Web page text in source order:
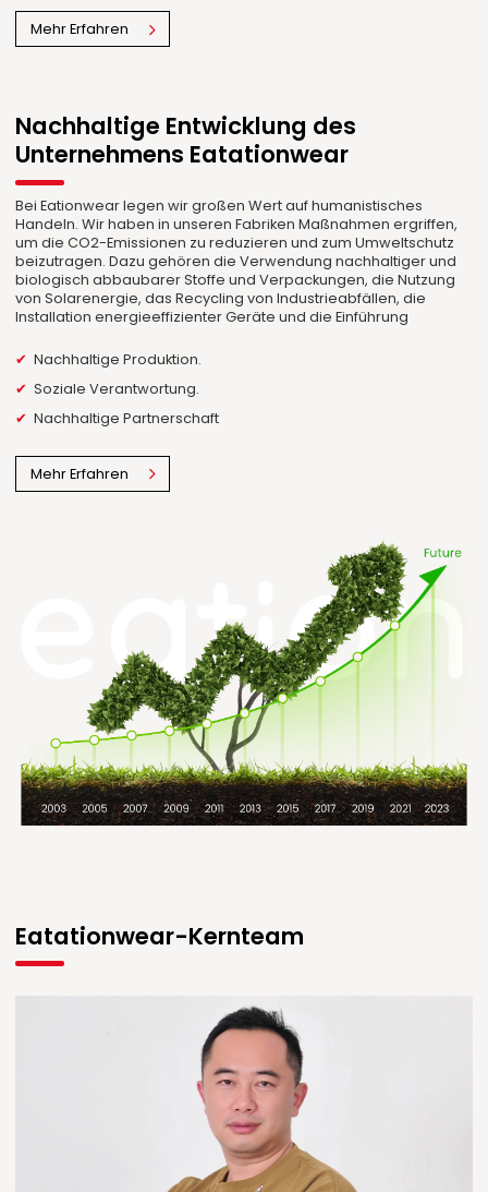
Mehr Erfahren
Nachhaltige Entwicklung des
Unternehmens Eatationwear
Bei Eationwear legen wir großen Wert auf humanistisches
Handeln. Wir haben in unseren Fabriken Maßnahmen ergriffen,
um die CO2-Emissionen zu reduzieren und zum Umweltschutz
beizutragen. Dazu gehören die Verwendung nachhaltiger und
biologisch abbaubarer Stoffe und Verpackungen, die Nutzung
von Solarenergie, das Recycling von Industrieabfällen, die
Installation energieeffizienter Geräte und die Einführung
Nachhaltige Produktion.
Soziale Verantwortung.
Nachhaltige Partnerschaft
Mehr Erfahren
Eatationwear-Kernteam